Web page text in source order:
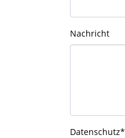
Nachricht
Datenschutz*